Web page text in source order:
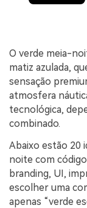
O verde meia-
matiz azulada,
sensação
atmosfera
tecnológica,
combinado.
Abaixo estão 20
noite com
branding, UI,
escolher uma
apenas “verde